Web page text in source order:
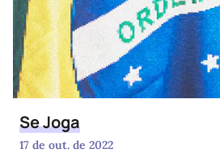
Se Joga
17 de out. de 2022